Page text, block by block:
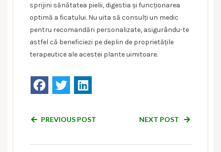
sprijini sănătatea pielii, digestia și funcționarea
optimă a ficatului. Nu uita să consulți un medic
pentru recomandări personalizate, asigurându-te
astfel că beneficiezi pe deplin de proprietățile
terapeutice ale acestei plante uimitoare.
PREVIOUS POST NEXT POST